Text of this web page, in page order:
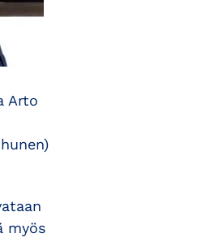
Arto
myös